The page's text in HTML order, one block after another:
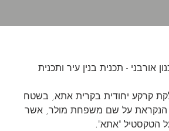
אורבני - תכנית בנין עיר ותכנית
קרקע יחודית בקרית אתא, בשטח
דונם, הנקראת על שם משפחת מולר, אשר
הטקסטיל "אתא".